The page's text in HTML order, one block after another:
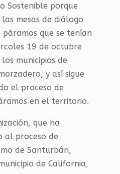
Sostenible porque
mesas de diálogo
que se tenían
19 de octubre
municipios de
y así sigue
el proceso de
en el territorio.
que ha
al proceso de
de Santurbán,
de California,